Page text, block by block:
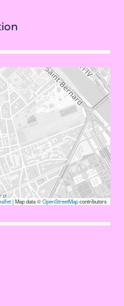
|Map data ©OpenStreetMapcontributors